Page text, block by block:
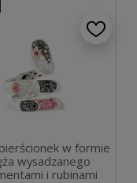
w formie
wysadzanego
i rubinami